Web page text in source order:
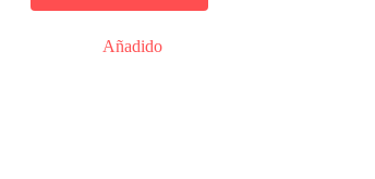
Añadido